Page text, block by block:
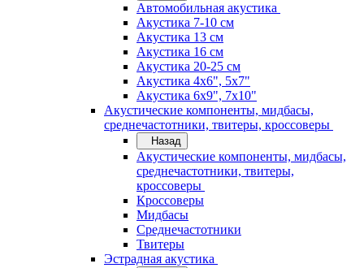
Автомобильная акустика
Акустика 7-10 см
Акустика 13 см
Акустика 16 см
Акустика 20-25 см
Акустика 4х6", 5х7"
Акустика 6х9", 7х10"
Акустические компоненты, мидбасы,
среднечастотники, твитеры, кроссоверы
Назад
Акустические компоненты, мидбасы,
среднечастотники, твитеры,
кроссоверы
Кроссоверы
Мидбасы
Среднечастотники
Твитеры
Эстрадная акустика